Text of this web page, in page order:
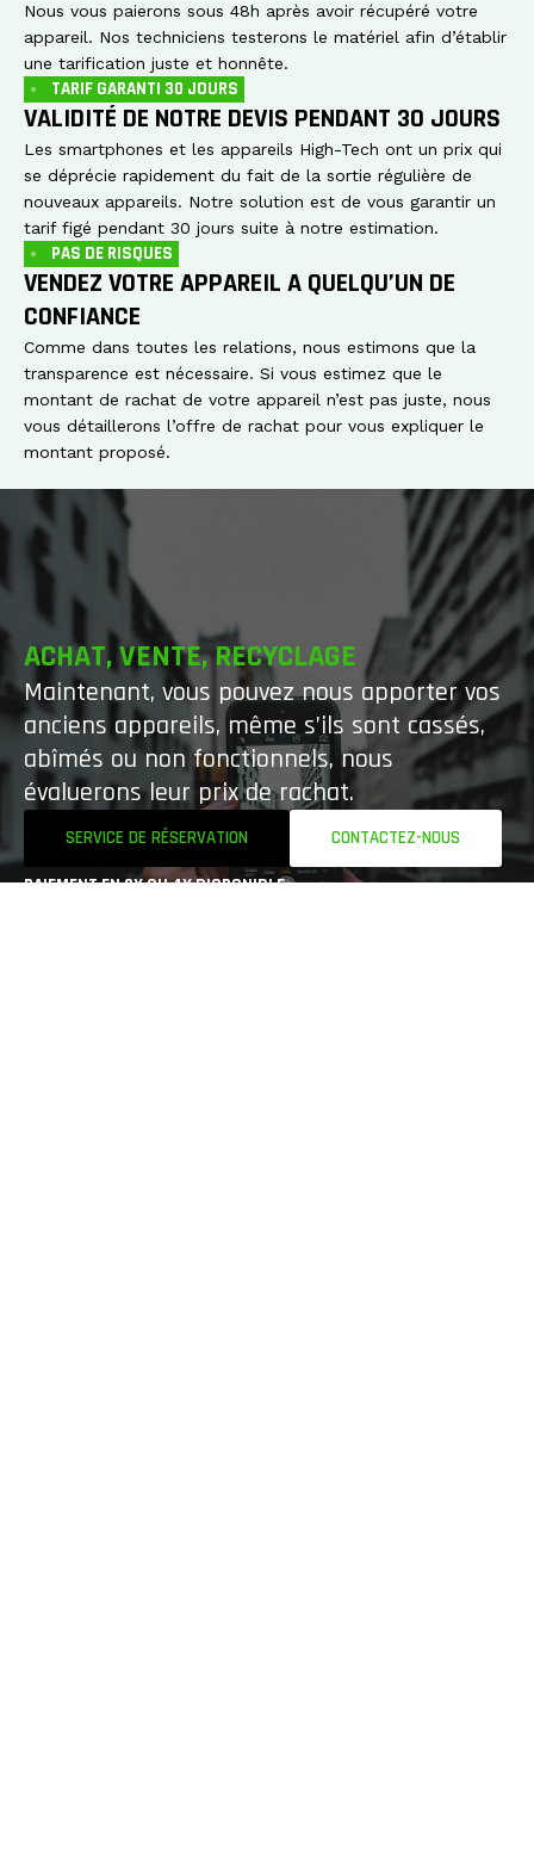
Nous vous paierons sous 48h après avoir récupéré votre
appareil. Nos techniciens testerons le matériel afin d’établir
une tarification juste et honnête.
TARIF GARANTI 30 JOURS
VALIDITÉ DE NOTRE DEVIS PENDANT 30 JOURS
Les smartphones et les appareils High-Tech ont un prix qui
se déprécie rapidement du fait de la sortie régulière de
nouveaux appareils. Notre solution est de vous garantir un
tarif figé pendant 30 jours suite à notre estimation.
PAS DE RISQUES
VENDEZ VOTRE APPAREIL A QUELQU’UN DE
CONFIANCE
Comme dans toutes les relations, nous estimons que la
transparence est nécessaire. Si vous estimez que le
montant de rachat de votre appareil n’est pas juste, nous
vous détaillerons l’offre de rachat pour vous expliquer le
montant proposé.
ACHAT, VENTE, RECYCLAGE
Maintenant, vous pouvez nous apporter vos
anciens appareils, même s’ils sont cassés,
abîmés ou non fonctionnels, nous
évaluerons leur prix de rachat.
SERVICE DE RÉSERVATION CONTACTEZ-NOUS
PAIEMENT EN 3X OU 4X DISPONIBLE